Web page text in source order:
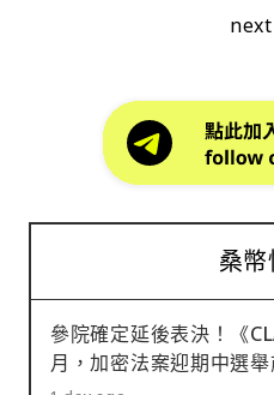
next
桑
參院確定延後表決！《
月，加密法案迎期中選